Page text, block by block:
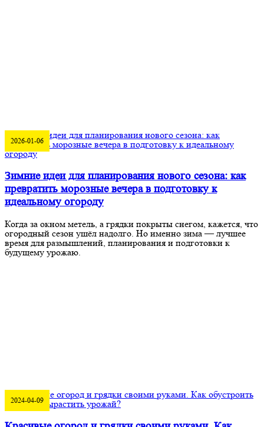
Зимние идеи для планирования нового сезона: как
превратить морозные вечера в подготовку к
идеальному огороду
2026-01-06
Когда за окном метель, а грядки покрыты снегом, кажется, что
огородный сезон ушёл надолго. Но именно зима — лучшее
время для размышлений, планирования и подготовки к
будущему урожаю.
2024-04-09